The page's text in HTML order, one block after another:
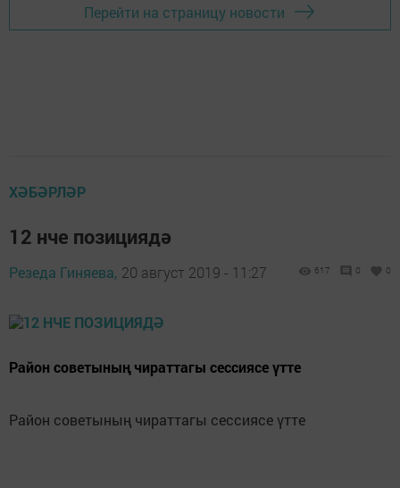
Перейти на страницу новости
ХӘБӘРЛӘР
12 нче позициядә
Резеда Гиняева, 20 август 2019 - 11:27 617 0 0
Район советының чираттагы сессиясе үтте
Район советының чираттагы сессиясе үтте